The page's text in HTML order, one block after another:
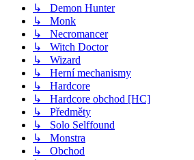
↳ Demon Hunter
↳ Monk
↳ Necromancer
↳ Witch Doctor
↳ Wizard
↳ Herní mechanismy
↳ Hardcore
↳ Hardcore obchod [HC]
↳ Předměty
↳ Solo Selffound
↳ Monstra
↳ Obchod